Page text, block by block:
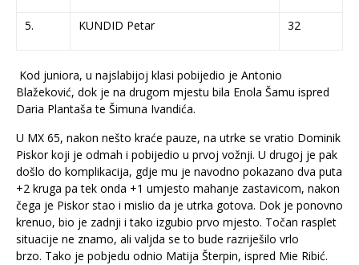
5. KUNDID Petar 32
Kod juniora, u najslabijoj klasi pobijedio je Antonio
Blažeković, dok je na drugom mjestu bila Enola Šamu ispred
Daria Plantaša te Šimuna Ivandića.
U MX 65, nakon nešto kraće pauze, na utrke se vratio Dominik
Piskor koji je odmah i pobijedio u prvoj vožnji. U drugoj je pak
došlo do komplikacija, gdje mu je navodno pokazano dva puta
+2 kruga pa tek onda +1 umjesto mahanje zastavicom, nakon
čega je Piskor stao i mislio da je utrka gotova. Dok je ponovno
krenuo, bio je zadnji i tako izgubio prvo mjesto. Točan rasplet
situacije ne znamo, ali valjda se to bude razriješilo vrlo
brzo. Tako je pobjedu odnio Matija Šterpin, ispred Mie Ribić.